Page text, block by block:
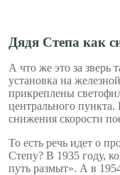
Дядя Степа как
А что же это за зверь
установка на
прикреплены
центрального
снижения скорости
То есть речь идет о
Степу? В 1935 году,
путь размыт». А в